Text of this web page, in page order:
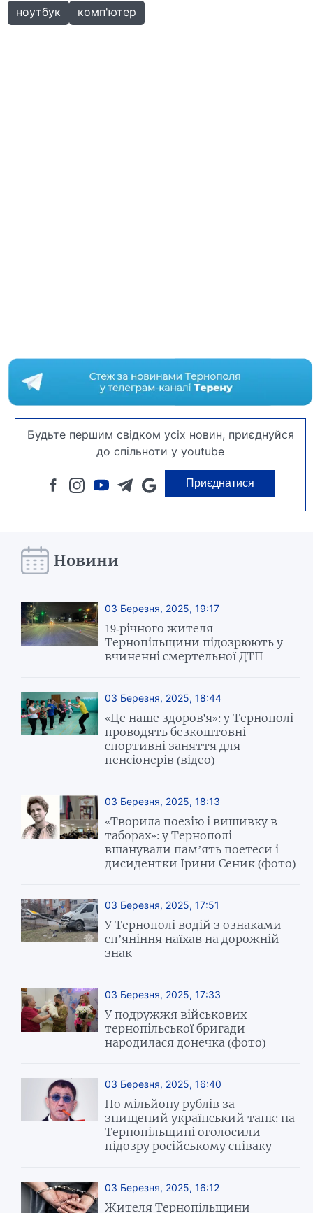
ноутбук комп'ютер
Будьте першим свідком усіх новин, приєднуйся
до спільноти у youtube
Приєднатися
Новини
03 Березня, 2025, 19:17
19-річного жителя
Тернопільщини підозрюють у
вчиненні смертельної ДТП
03 Березня, 2025, 18:44
«Це наше здоров'я»: у Тернополі
проводять безкоштовні
спортивні заняття для
пенсіонерів (відео)
03 Березня, 2025, 18:13
«Творила поезію і вишивку в
таборах»: у Тернополі
вшанували пам’ять поетеси і
дисидентки Ірини Сеник (фото)
03 Березня, 2025, 17:51
У Тернополі водій з ознаками
сп’яніння наїхав на дорожній
знак
03 Березня, 2025, 17:33
У подружжя військових
тернопільської бригади
народилася донечка (фото)
03 Березня, 2025, 16:40
По мільйону рублів за
знищений український танк: на
Тернопільщині оголосили
підозру російському співаку
03 Березня, 2025, 16:12
Жителя Тернопільщини